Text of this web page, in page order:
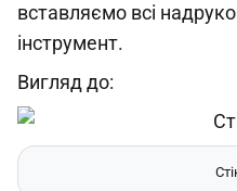
вставляємо всі
інструмент.
Вигляд до: